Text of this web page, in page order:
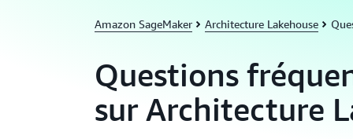
Amazon SageMaker Architecture Lakehouse
Questions
sur Architecture